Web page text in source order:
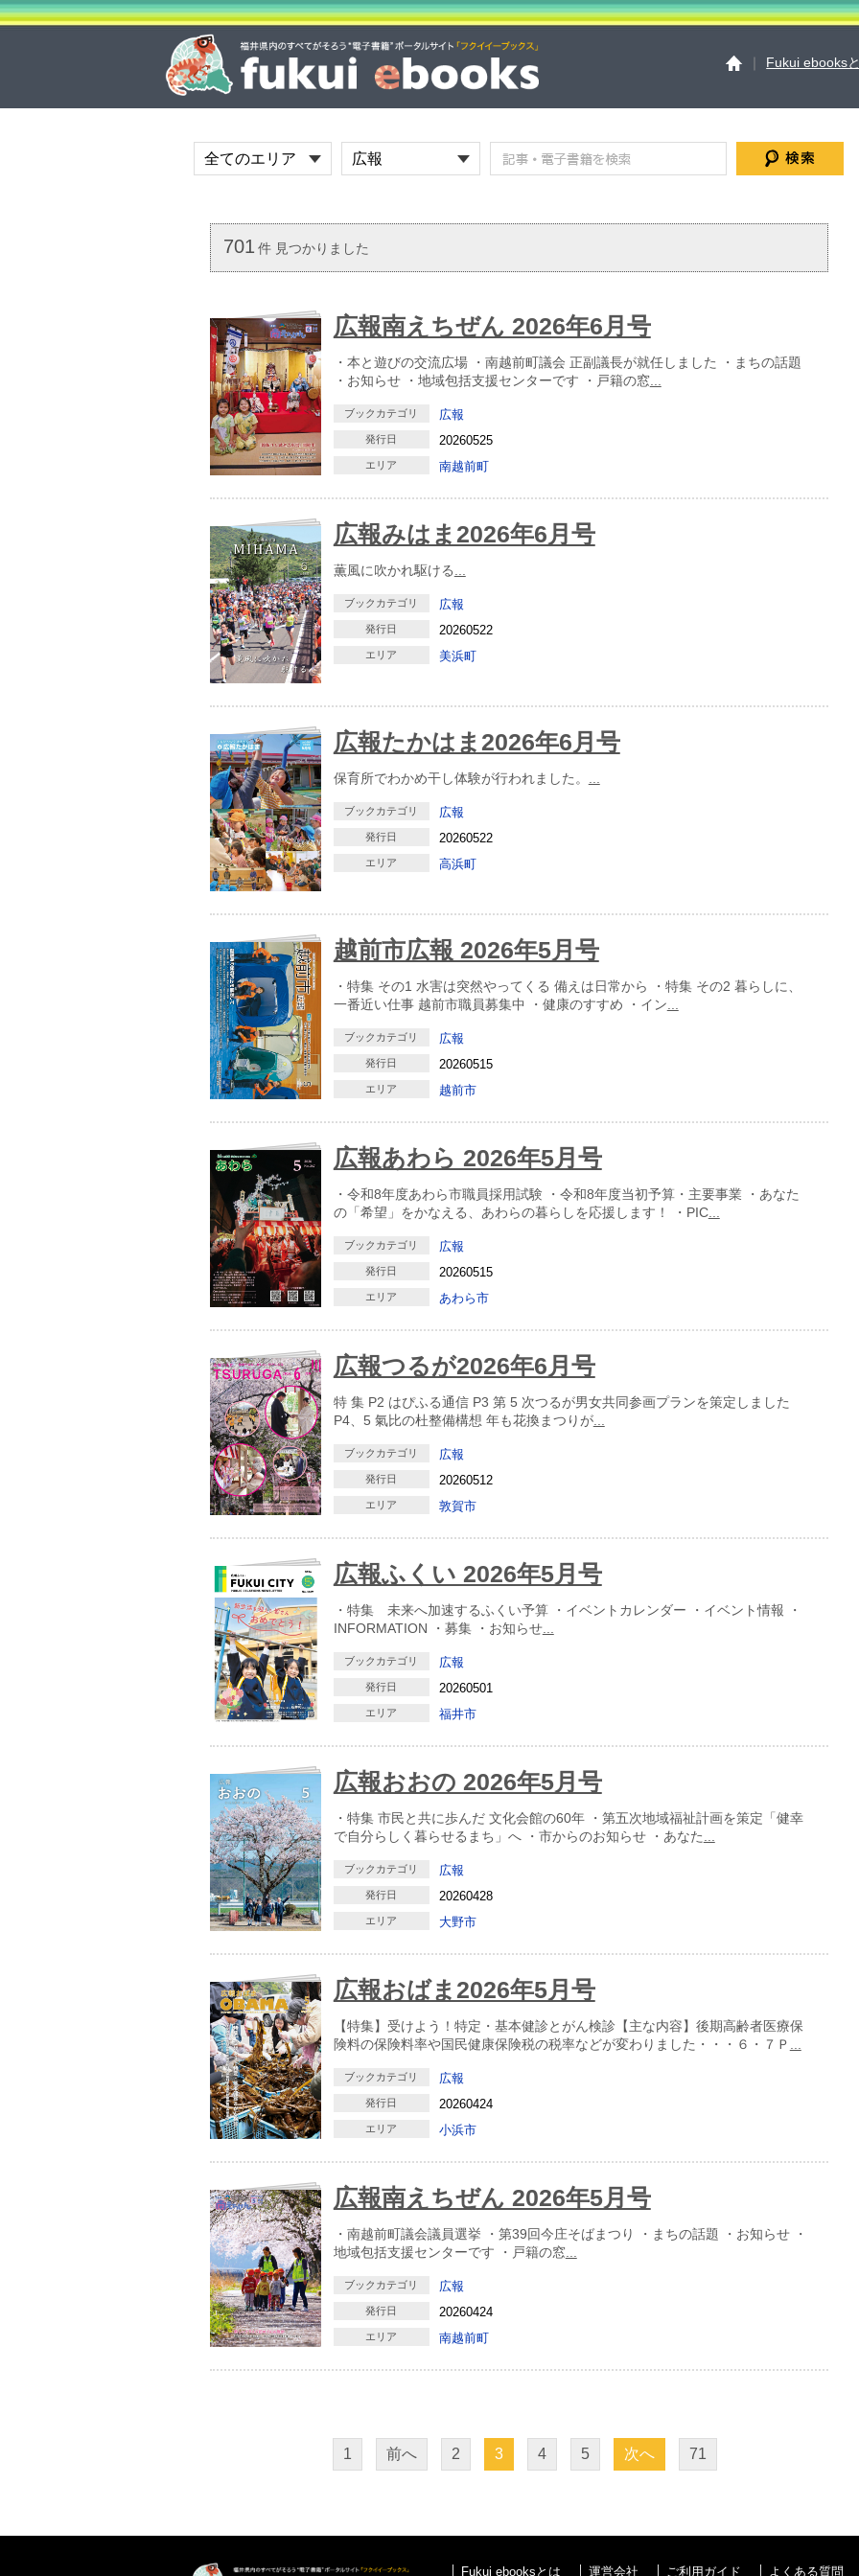
Fukui ebooks
Fukui ebooksとは
サイトマップ
701 件 見つかりました
広報南えちぜん 2026年6月号
・本と遊びの交流広場 ・南越前町議会 正副議長が就任しました ・まちの話題
・お知らせ ・地域包括支援センターです ・戸籍の窓
ブックカテゴリ 広報
発行日 20260525
エリア 南越前町
広報みはま2026年6月号
薫風に吹かれ駆ける
ブックカテゴリ 広報
発行日 20260522
エリア 美浜町
広報たかはま2026年6月号
保育所でわかめ干し体験が行われました。
ブックカテゴリ 広報
発行日 20260522
エリア 高浜町
越前市広報 2026年5月号
・特集 その1 水害は突然やってくる 備えは日常から ・特集 その2 暮らしに、
一番近い仕事 越前市職員募集中 ・健康のすすめ ・イン
ブックカテゴリ 広報
発行日 20260515
エリア 越前市
広報あわら 2026年5月号
・令和8年度あわら市職員採用試験 ・令和8年度当初予算・主要事業 ・あなた
の「希望」をかなえる、あわらの暮らしを応援します！ ・PIC...
ブックカテゴリ 広報
発行日 20260515
エリア あわら市
広報つるが2026年6月号
特 集 P2 はぴふる通信 P3 第 5 次つるが男女共同参画プランを策定しました
P4、5 氣比の杜整備構想 年も花換まつりが...
ブックカテゴリ 広報
発行日 20260512
エリア 敦賀市
広報ふくい 2026年5月号
・特集 未来へ加速するふくい予算 ・イベントカレンダー ・イベント情報 ・
INFORMATION ・募集 ・お知らせ...
ブックカテゴリ 広報
発行日 20260501
エリア 福井市
広報おおの 2026年5月号
・特集 市民と共に歩んだ 文化会館の60年 ・第五次地域福祉計画を策定「健幸
で自分らしく暮らせるまち」へ ・市からのお知らせ ・あなた...
ブックカテゴリ 広報
発行日 20260428
エリア 大野市
広報おばま2026年5月号
【特集】受けよう！特定・基本健診とがん検診【主な内容】後期高齢者医療保
険料の保険料率や国民健康保険税の税率などが変わりました・・・６・７Ｐ ...
ブックカテゴリ 広報
発行日 20260424
エリア 小浜市
広報南えちぜん 2026年5月号
・南越前町議会議員選挙 ・第39回今庄そばまつり ・まちの話題 ・お知らせ ・
地域包括支援センターです ・戸籍の窓...
ブックカテゴリ 広報
発行日 20260424
エリア 南越前町
1 前へ 2 3 4 5 次へ 71
Fukui ebooksとは 運営会社 ご利用ガイド よくある質問